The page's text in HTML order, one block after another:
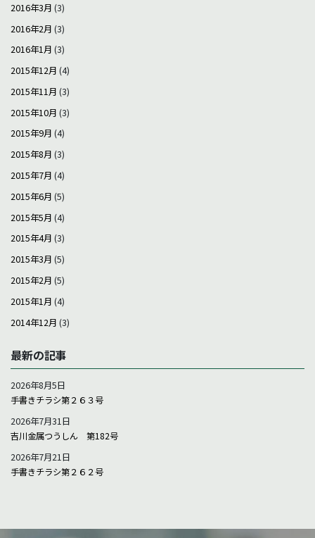
2016年3月 (3)
2016年2月 (3)
2016年1月 (3)
2015年12月 (4)
2015年11月 (3)
2015年10月 (3)
2015年9月 (4)
2015年8月 (3)
2015年7月 (4)
2015年6月 (5)
2015年5月 (4)
2015年4月 (3)
2015年3月 (5)
2015年2月 (5)
2015年1月 (4)
2014年12月 (3)
最新の記事
手書きチラシ第２６３号
2026年8月5日
吉川金属つうしん 第182号
2026年7月31日
手書きチラシ第２６２号
2026年7月21日